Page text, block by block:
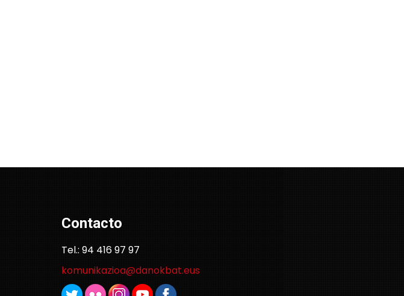
Contacto
Tel.: 94 416 97 97
komunikazioa@danokbat.eus